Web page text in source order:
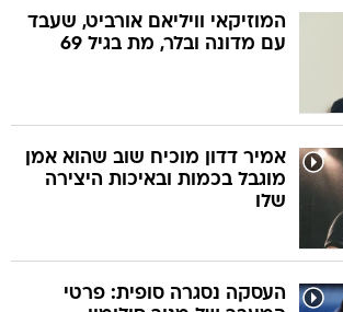
המוזיקאי וויליאם אורביט, שעבד
עם מדונה ובלר, מת בגיל 69
אמיר דדון מוכיח שוב שהוא אמן
מוגבל בכמות ובאיכות היצירה
שלו
העסקה נסגרה סופית: פרטי